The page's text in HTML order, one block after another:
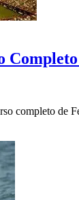
completo de